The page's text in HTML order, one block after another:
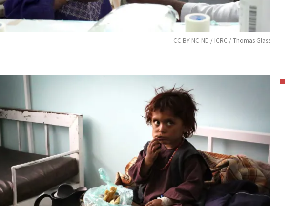
CC BY-NC-ND / ICRC / Thomas Glass